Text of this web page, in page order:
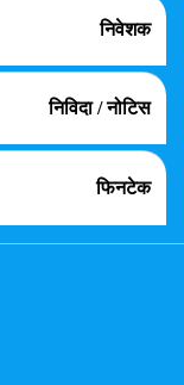
निवेशक
निविदा / नोटिस
फिनटेक